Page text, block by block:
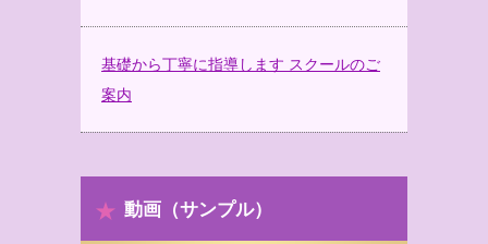
基礎から丁寧に指導します スクールのご
案内
動画（サンプル）